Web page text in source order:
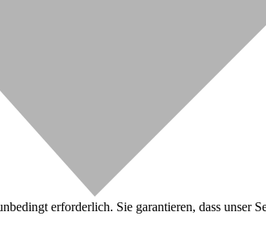
erforderlich. Sie garantieren, dass